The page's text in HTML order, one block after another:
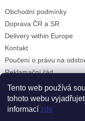
Tento web používá
tohoto webu
informací zde
Obchodní podmínky
Doprava ČR a SR
Delivery within Europe
Kontakt
Poučení o právu na
Reklamační řád
Formulář pro uplatnění